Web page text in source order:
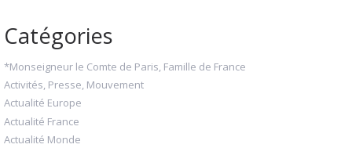
Catégories
*Monseigneur le Comte de Paris, Famille de France
Activités, Presse, Mouvement
Actualité Europe
Actualité France
Actualité Monde